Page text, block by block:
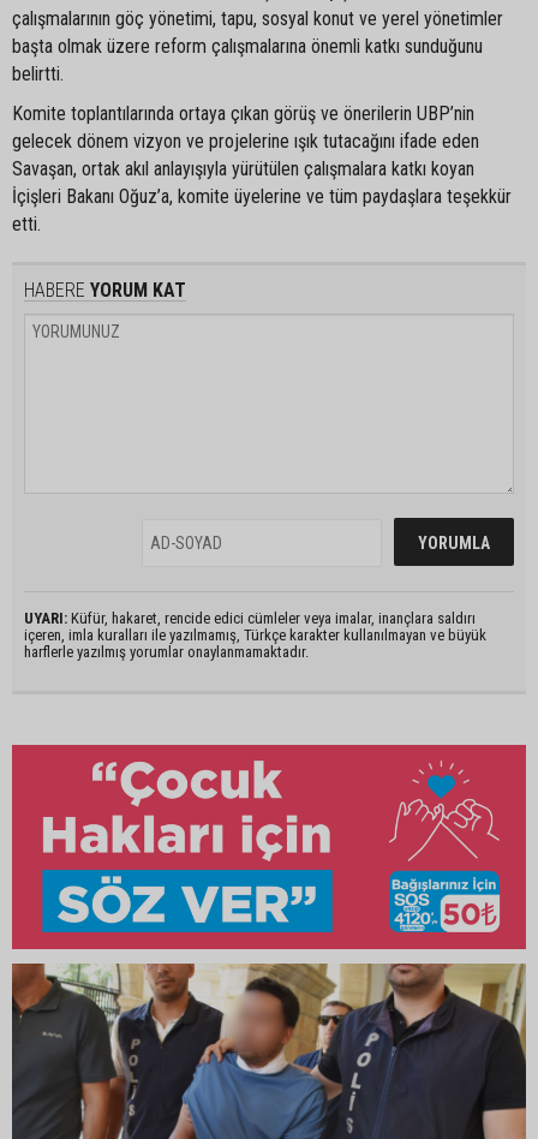
çalışmalarının göç yönetimi, tapu, sosyal konut ve yerel yönetimler
başta olmak üzere reform çalışmalarına önemli katkı sunduğunu
belirtti.
Komite toplantılarında ortaya çıkan görüş ve önerilerin UBP’nin
gelecek dönem vizyon ve projelerine ışık tutacağını ifade eden
Savaşan, ortak akıl anlayışıyla yürütülen çalışmalara katkı koyan
İçişleri Bakanı Oğuz’a, komite üyelerine ve tüm paydaşlara teşekkür
etti.
HABERE YORUM KAT
UYARI: Küfür, hakaret, rencide edici cümleler veya imalar, inançlara saldırı
içeren, imla kuralları ile yazılmamış, Türkçe karakter kullanılmayan ve büyük
harflerle yazılmış yorumlar onaylanmamaktadır.